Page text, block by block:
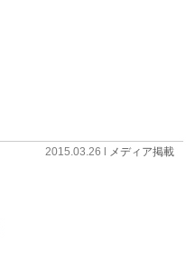
2015.03.26 l メディア掲載